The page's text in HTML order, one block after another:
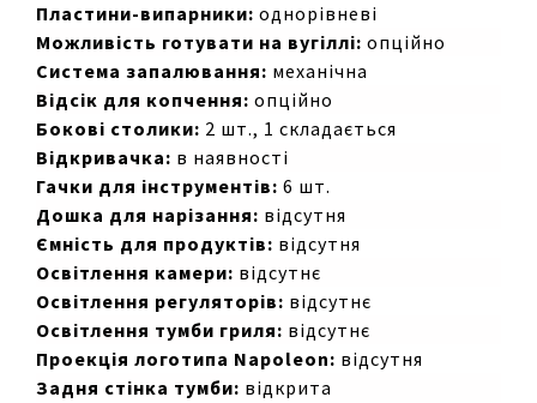
Пластини-випарники: однорівневі
Можливість готувати на вугіллі: опційно
Система запалювання: механічна
Відсік для копчення: опційно
Бокові столики: 2 шт., 1 складається
Відкривачка: в наявності
Гачки для інструментів: 6 шт.
Дошка для нарізання: відсутня
Ємність для продуктів: відсутня
Освітлення камери: відсутнє
Освітлення регуляторів: відсутнє
Освітлення тумби гриля: відсутнє
Проекція логотипа Napoleon: відсутня
Задня стінка тумби: відкрита